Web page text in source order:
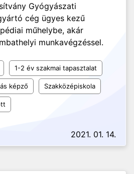
Gyógyászati
cég ügyes kezű
műhelybe, akár
munkavégzéssel.
1-2 év szakmai tapasztalat
képző Szakközépiskola
2021. 01. 14.